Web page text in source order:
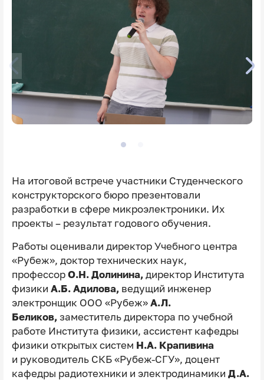
На итоговой встрече участники Студенческого
конструкторского бюро презентовали
разработки в сфере микроэлектроники. Их
проекты – результат годового обучения.
Работы оценивали директор Учебного центра
«Рубеж», доктор технических наук,
профессор О.Н. Долинина, директор Института
физики А.Б. Адилова, ведущий инженер
электронщик ООО «Рубеж»А.Л.
Беликов, заместитель директора по учебной
работе Института физики, ассистент кафедры
физики открытых систем Н.А. Крапивина
и руководитель СКБ «Рубеж-СГУ», доцент
кафедры радиотехники и электродинамики Д.А.